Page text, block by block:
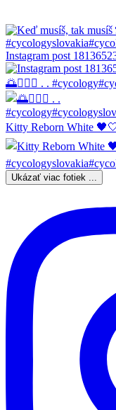
Instagram post
🌅🚴🏼‍♀️ . .
Kitty Reborn White
Ukázať viac fotiek ...